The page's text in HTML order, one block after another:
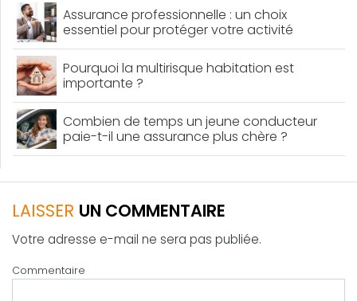
Assurance professionnelle : un choix
essentiel pour protéger votre activité
Pourquoi la multirisque habitation est
importante ?
Combien de temps un jeune conducteur
paie-t-il une assurance plus chère ?
LAISSER UN COMMENTAIRE
Votre adresse e-mail ne sera pas publiée.
Commentaire